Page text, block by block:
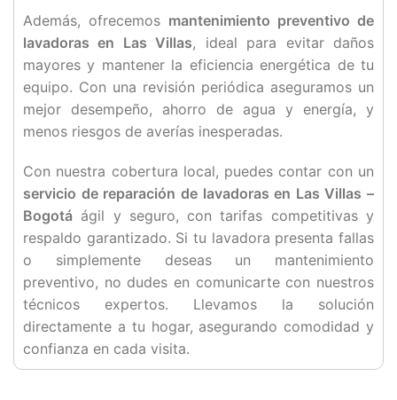
Además, ofrecemos mantenimiento preventivo de
lavadoras en Las Villas, ideal para evitar daños
mayores y mantener la eficiencia energética de tu
equipo. Con una revisión periódica aseguramos un
mejor desempeño, ahorro de agua y energía, y
menos riesgos de averías inesperadas.
Con nuestra cobertura local, puedes contar con un
servicio de reparación de lavadoras en Las Villas –
Bogotá ágil y seguro, con tarifas competitivas y
respaldo garantizado. Si tu lavadora presenta fallas
o simplemente deseas un mantenimiento
preventivo, no dudes en comunicarte con nuestros
técnicos expertos. Llevamos la solución
directamente a tu hogar, asegurando comodidad y
confianza en cada visita.